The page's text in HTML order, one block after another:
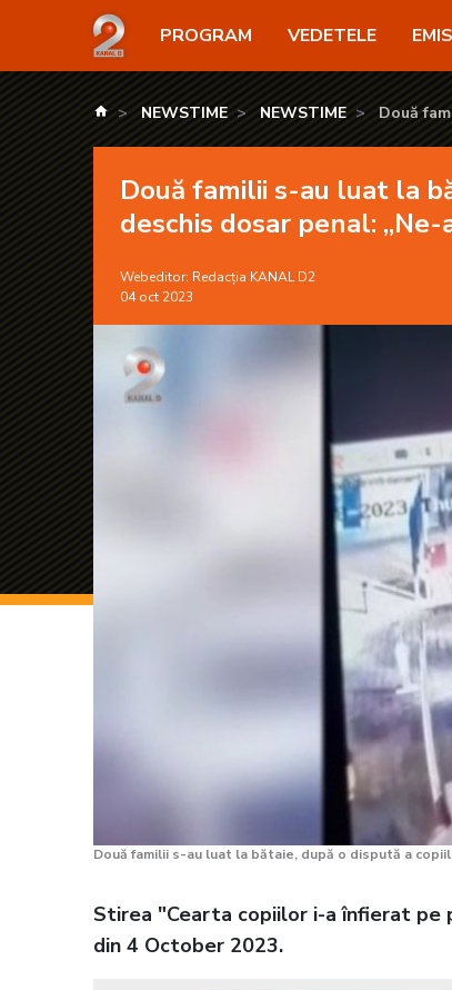
Două familii s-au luat la bătaie, după o
PROGRAM VEDETELE
kanald.ro
NEWSTIME NEWSTIME
Două
Două familii s-au luat la
deschis dosar penal:
Webeditor: Redacția KANAL D2
04 oct 2023
Două familii s-au luat la bătaie, după o dispută a
Stirea "Cearta copiilor i-a înfierat pe
din 4 October 2023.